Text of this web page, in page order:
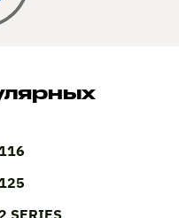
SERIES